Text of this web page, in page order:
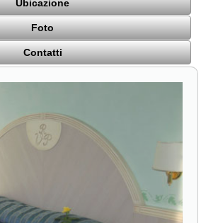
Ubicazione
Foto
Contatti